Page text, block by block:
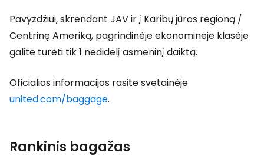
Pavyzdžiui, skrendant JAV ir į Karibų jūros regioną /
Centrinę Ameriką, pagrindinėje ekonominėje klasėje
galite turėti tik 1 nedidelį asmeninį daiktą.
Oficialios informacijos rasite svetainėje
united.com/baggage.
Rankinis bagažas